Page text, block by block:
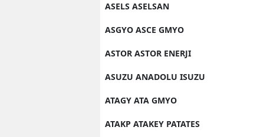
ASELS ASELSAN
ASGYO ASCE GMYO
ASTOR ASTOR ENERJI
ASUZU ANADOLU ISUZU
ATAGY ATA GMYO
ATAKP ATAKEY PATATES